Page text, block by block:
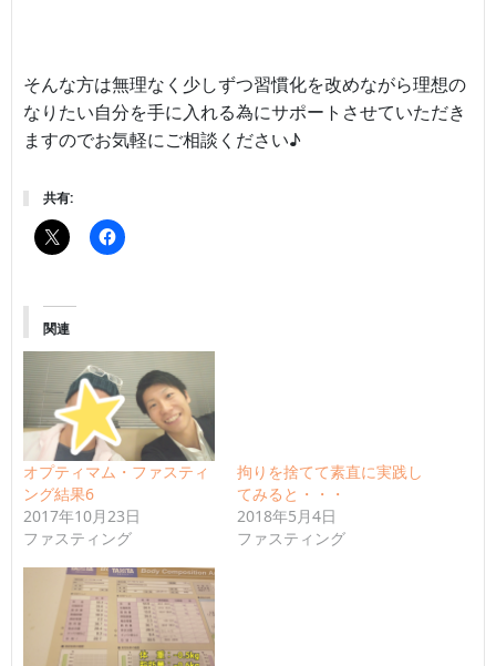
そんな方は無理なく少しずつ習慣化を改めながら理想の
なりたい自分を手に入れる為にサポートさせていただき
ますのでお気軽にご相談ください♪
共有:
関連
オプティマム・ファスティ
ング結果6
2017年10月23日
ファスティング
拘りを捨てて素直に実践し
てみると・・・
2018年5月4日
ファスティング